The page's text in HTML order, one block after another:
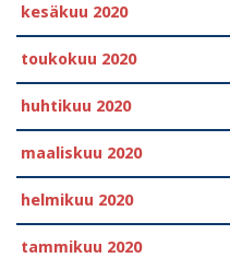
kesäkuu 2020
toukokuu 2020
huhtikuu 2020
maaliskuu 2020
helmikuu 2020
tammikuu 2020